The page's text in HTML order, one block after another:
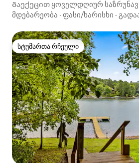
Გაექეცით ყოველდღიურ
მდებარეობა · ფასი/ხარისხი ·
სტუმართა რჩეული
სტუმართა რჩეული